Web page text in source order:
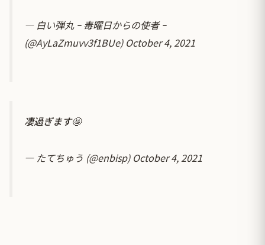
— 白い弾丸 ｰ 毒曜日からの使者 ｰ
(@AyLaZmuvv3f1BUe) October 4, 2021
凄過ぎます🤩
— たてちゅう (@enbisp) October 4, 2021